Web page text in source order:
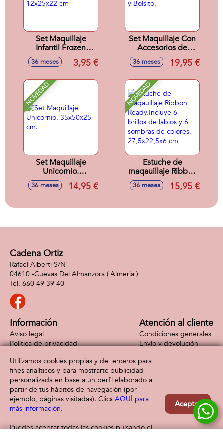
Set Maquillaje
Infantil Frozen
12x25x22 cm
36 meses 3,95 €
Set Maquillaje Con
Accesorios de
Belleza y Bolsito.
36 meses 19,95 €
NOVEDAD
Set Maquillaje
Unicornio.
35x50x25 cm.
36 meses 14,95 €
NOVEDAD
Estuche de
maqauillaje Ribbon
Ready.Incluye 6
brillos de labios y 6
colores.
36 meses 15,95 €
Cadena Ortiz
Rafael Alberti S/N
04610 -Cuevas Del Almanzora ( Almeria )
660 49 39 40
Información
Aviso legal
Política de privacidad
Atención al cliente
Condiciones generales
Envío y devolución
Formas de pago
Utilizamos cookies propias y de terceros para
fines analíticos y para mostrarte publicidad
personalizada en base a un perfil elaborado a
partir de tus hábitos de navegación (por
ejemplo, páginas visitadas). Clica AQUÍ para
más información.
Puedes aceptar todas las cookies pulsando el
Aceptar